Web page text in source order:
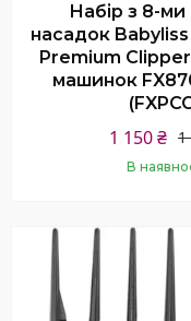
Набір з 8-ми
насадок
Premium
машинок
1
1 150 ₴
В